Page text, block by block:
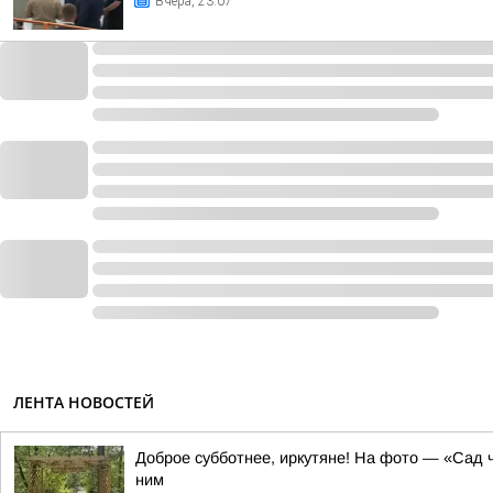
ЛЕНТА НОВОСТЕЙ
Доброе субботнее, иркутяне! На фото — «Сад
ним